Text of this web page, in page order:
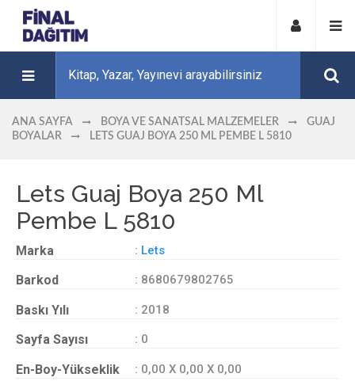
ANA SAYFA BOYA VE SANATSAL MALZEMELER
GUAJ
BOYALAR
LETS GUAJ BOYA 250 ML PEMBE L 5810
Lets Guaj Boya 250 Ml
Pembe L 5810
Marka : Lets
Barkod : 8680679802765
Baskı Yılı : 2018
Sayfa Sayısı : 0
En-Boy-Yükseklik : 0,00 X 0,00 X 0,00